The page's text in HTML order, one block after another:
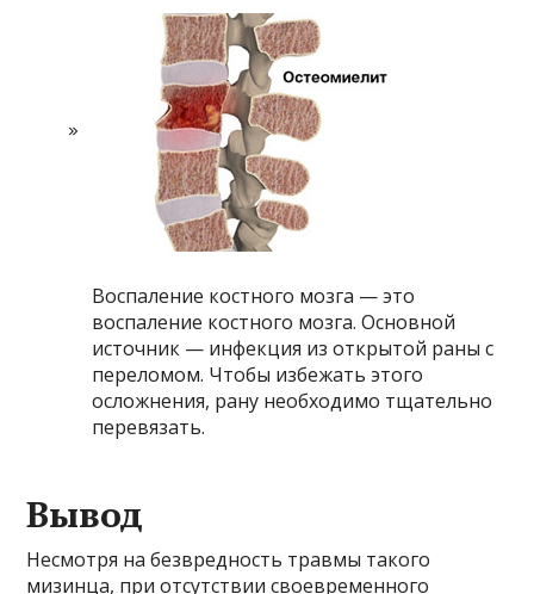
Воспаление костного мозга — это
воспаление костного мозга. Основной
источник — инфекция из открытой раны с
переломом. Чтобы избежать этого
осложнения, рану необходимо тщательно
перевязать.
Вывод
Несмотря на безвредность травмы такого
мизинца, при отсутствии своевременного